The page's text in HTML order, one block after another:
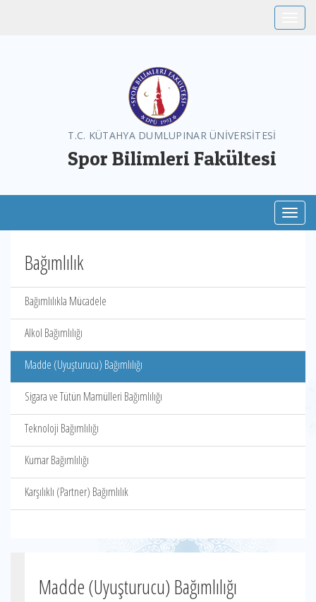
T.C. KÜTAHYA DUMLUPINAR ÜNİVERSİTESİ
Spor Bilimleri Fakültesi
Bağımlılık
Bağımlılıkla Mücadele
Alkol Bağımlılığı
Madde (Uyuşturucu) Bağımlılığı
Sigara ve Tütün Mamülleri Bağımlılığı
Teknoloji Bağımlılığı
Kumar Bağımlılığı
Karşılıklı (Partner) Bağımlılık
Madde (Uyuşturucu) Bağımlılığı